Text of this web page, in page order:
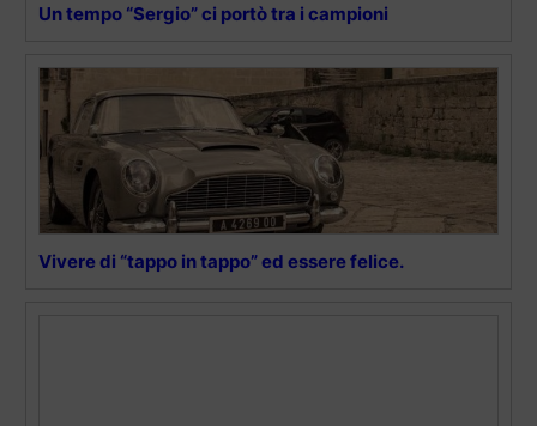
Un tempo “Sergio” ci portò tra i campioni
Vivere di “tappo in tappo” ed essere felice.